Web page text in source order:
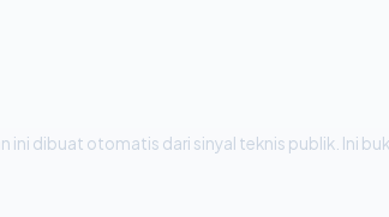
ini dibuat otomatis dari sinyal teknis publik. Ini